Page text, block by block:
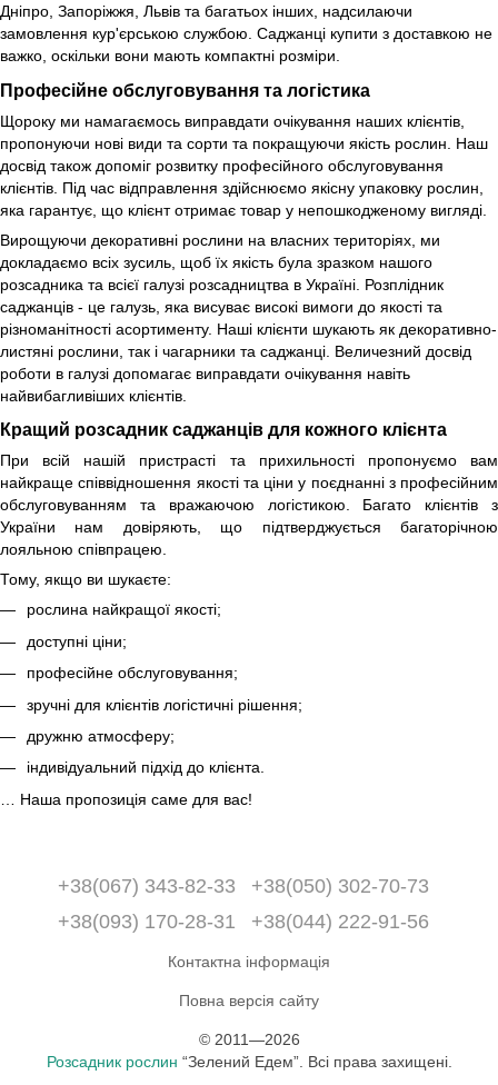
Дніпро, Запоріжжя, Львів та багатьох інших, надсилаючи
замовлення кур'єрською службою. Саджанці купити з доставкою не
важко, оскільки вони мають компактні розміри.
Професійне обслуговування та логістика
Щороку ми намагаємось виправдати очікування наших клієнтів,
пропонуючи нові види та сорти та покращуючи якість рослин. Наш
досвід також допоміг розвитку професійного обслуговування
клієнтів. Під час відправлення здійснюємо якісну упаковку рослин,
яка гарантує, що клієнт отримає товар у непошкодженому вигляді.
Вирощуючи декоративні рослини на власних територіях, ми
докладаємо всіх зусиль, щоб їх якість була зразком нашого
розсадника та всієї галузі розсадництва в Україні. Розплідник
саджанців - це галузь, яка висуває високі вимоги до якості та
різноманітності асортименту. Наші клієнти шукають як декоративно-
листяні рослини, так і чагарники та саджанці. Величезний досвід
роботи в галузі допомагає виправдати очікування навіть
найвибагливіших клієнтів.
Кращий розсадник саджанців для кожного клієнта
При всій нашій пристрасті та прихильності пропонуємо вам
найкраще співвідношення якості та ціни у поєднанні з професійним
обслуговуванням та вражаючою логістикою. Багато клієнтів з
України нам довіряють, що підтверджується багаторічною
лояльною співпрацею.
Тому, якщо ви шукаєте:
рослина найкращої якості;
доступні ціни;
професійне обслуговування;
зручні для клієнтів логістичні рішення;
дружню атмосферу;
індивідуальний підхід до клієнта.
… Наша пропозиція саме для вас!
+38(067) 343-82-33
+38(050) 302-70-73
+38(093) 170-28-31
+38(044) 222-91-56
Контактна інформація
Повна версія сайту
© 2011—2026
Розсадник рослин “Зелений Едем”. Всі права захищені.